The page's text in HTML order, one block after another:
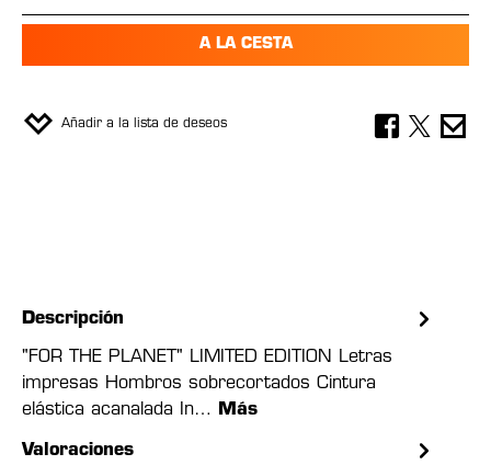
A LA CESTA
Añadir a la lista de deseos
Descripción
"FOR THE PLANET" LIMITED EDITION Letras
impresas Hombros sobrecortados Cintura
elástica acanalada In…
Más
Valoraciones